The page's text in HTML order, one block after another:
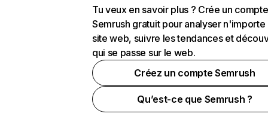
Tu veux en savoir plus ? Crée un compte
Semrush gratuit pour analyser n'importe
site web, suivre les tendances et
qui se passe sur le web.
Créez un compte Semrush
Qu’est-ce que Semrush ?